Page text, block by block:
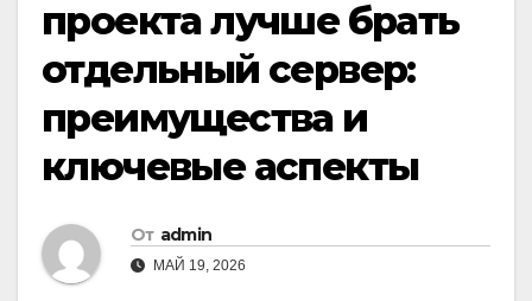
проекта лучше брать
отдельный сервер:
преимущества и
ключевые аспекты
От admin
МАЙ 19, 2026